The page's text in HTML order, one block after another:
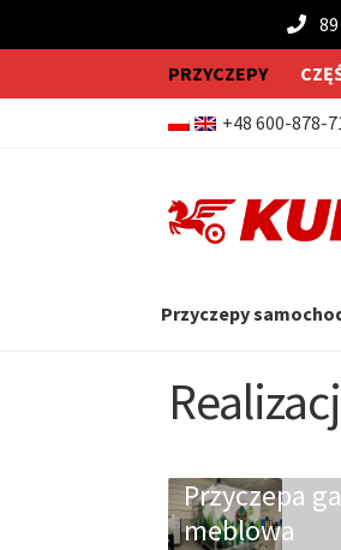
PRZYCZEPY
+48 600-878-
Przejdź
do
Przejdź
do
Przyczepy
Przyczepa
meblowa